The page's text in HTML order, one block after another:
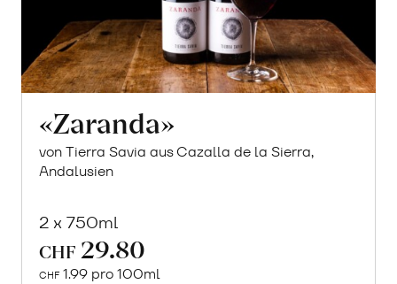
«Zaranda»
von Tierra Savia aus Cazalla de la Sierra,
Andalusien
2 x 750ml
CHF 29.80
CHF 1.99 pro 100ml